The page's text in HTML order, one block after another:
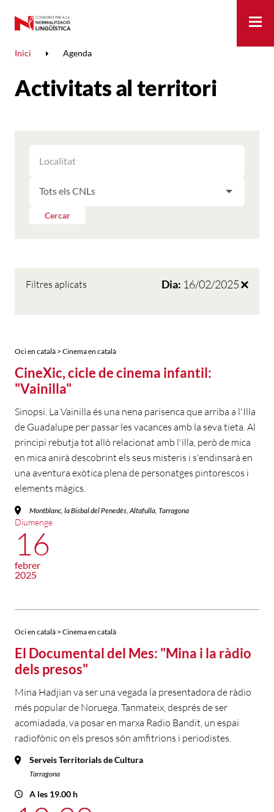
Inici Agenda
Activitats al territori
ELS
RESULTATS
LES
PER
LES
Cercar
Filtres aplicats Dia: 16/02/2025
Oci en català > Cinema en català
CineXic, cicle de cinema infantil:
"Vainilla"
Sinopsi. La Vainilla és una nena parisenca que arriba a l'Illa
de Guadalupe per passar les vacances amb la seva tieta. Al
principi rebutja tot allò relacionat amb l'illa, però de mica
en mica anirà descobrint els seus misteris i s'endinsarà en
una aventura exòtica plena de personatges pintorescos i
elements màgics.
Montblanc, la Bisbal del Penedès, Altafulla, Tarragona
Diumenge
16
febrer
2025
Oci en català > Cinema en català
El Documental del Mes: "Mina i la ràdio
dels presos"
Mina Hadjian va ser una vegada la presentadora de ràdio
més popular de Noruega. Tanmateix, després de ser
acomiadada, va posar en marxa Radio Bandit, un espai
radiofònic on els presos són amfitrions i periodistes.
Serveis Territorials de Cultura
Tarragona
A les 19.00 h